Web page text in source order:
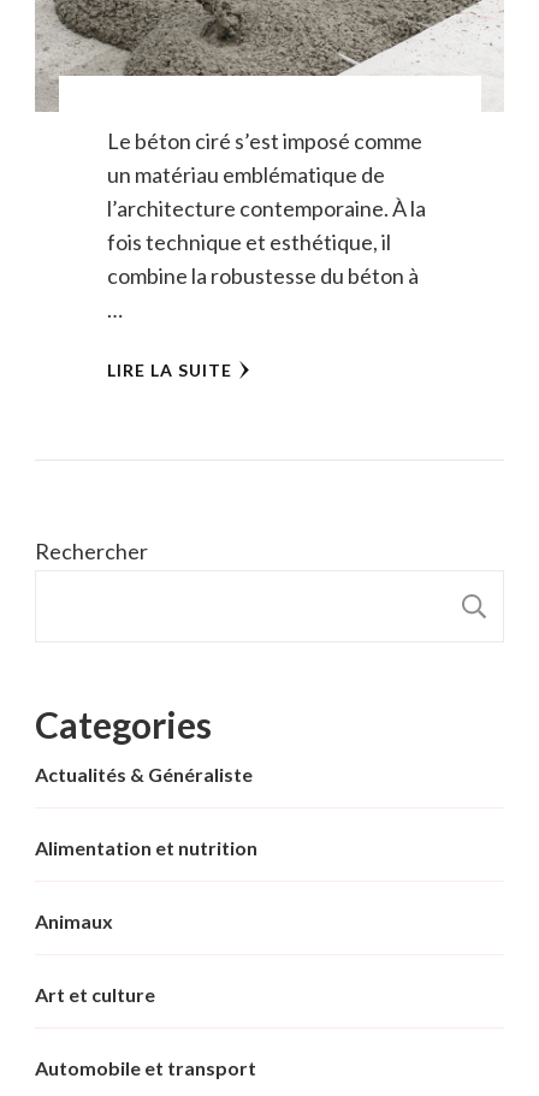
Le béton ciré s’est imposé comme
un matériau emblématique de
l’architecture contemporaine. À la
fois technique et esthétique, il
combine la robustesse du béton à
…
LIRE LA SUITE
Rechercher
Categories
Actualités & Généraliste
Alimentation et nutrition
Animaux
Art et culture
Automobile et transport